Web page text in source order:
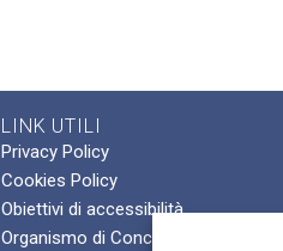
LINK UTILI
Privacy Policy
Cookies Policy
Obiettivi di accessibilità
Organismo di Conciliazione Forense